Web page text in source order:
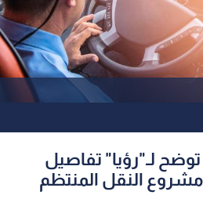
لـ"رؤيا" تفاصيل
مشروع النقل المنتظم